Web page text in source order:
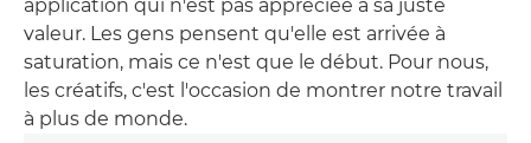
application qui n'est pas appréciée à sa juste
valeur. Les gens pensent qu'elle est arrivée à
saturation, mais ce n'est que le début. Pour nous,
les créatifs, c'est l'occasion de montrer notre travail
à plus de monde.